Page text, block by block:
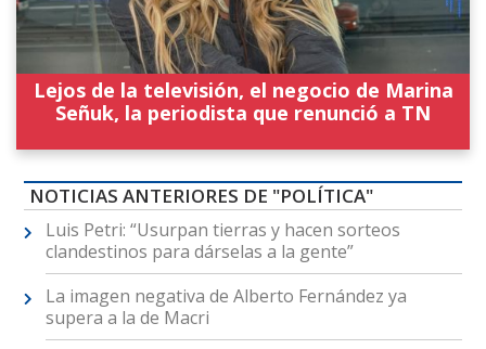
Lejos de la televisión, el negocio de Marina
Señuk, la periodista que renunció a TN
NOTICIAS ANTERIORES DE "POLÍTICA"
Luis Petri: “Usurpan tierras y hacen sorteos
clandestinos para dárselas a la gente”
La imagen negativa de Alberto Fernández ya
supera a la de Macri